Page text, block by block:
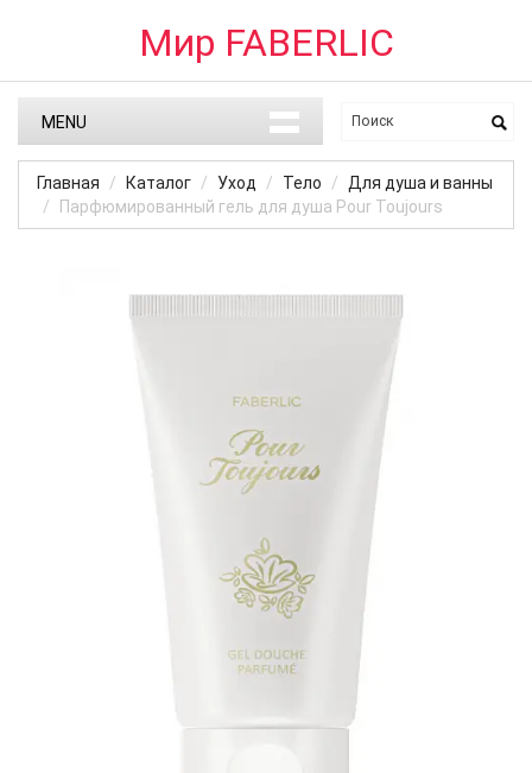
Мир FABERLIC
MENU
Главная Каталог Уход Тело
Для душа и ванны
Парфюмированный гель для душа Pour Toujours